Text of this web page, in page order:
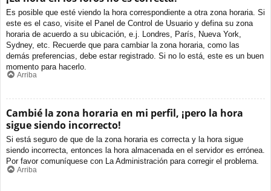
Es posible que esté viendo la hora correspondiente a otra zona horaria. Si
este es el caso, visite el Panel de Control de Usuario y defina su zona
horaria de acuerdo a su ubicación, e.j. Londres, París, Nueva York,
Sydney, etc. Recuerde que para cambiar la zona horaria, como las
demás preferencias, debe estar registrado. Si no lo está, este es un buen
momento para hacerlo.
Arriba
Cambié la zona horaria en mi perfil, ¡pero la hora
sigue siendo incorrecto!
Si está seguro de que de la zona horaria es correcta y la hora sigue
siendo incorrecta, entonces la hora almacenada en el servidor es errónea.
Por favor comuníquese con La Administración para corregir el problema.
Arriba